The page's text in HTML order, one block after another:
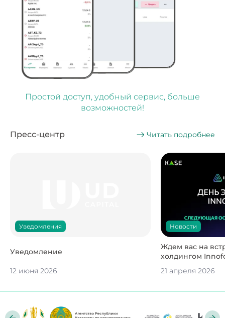
Простой доступ, удобный сервис, больше
возможностей!
Пресс-центр Читать подробнее
Уведомления
Уведомление
12 июня 2026
Новости
Ждем вас на
холдингом
21 апреля 2026